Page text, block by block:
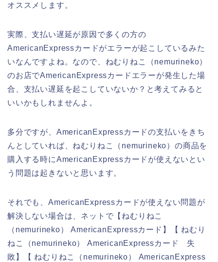
オススメします。
実際、支払い遅延が原因で多くの方の
AmericanExpressカードがエラーが起こしているみた
いなんですよね。なので、ねむりねこ（nemurineko）
のお店でAmericanExpressカードエラーが発生した場
合、支払い遅延を起こしていないか？と考えてみると
いいかもしれませんよ。
多分ですが、AmericanExpressカードの支払いをきち
んとしていれば、ねむりねこ（nemurineko）の商品を
購入する時にAmericanExpressカードが使えないとい
う問題は起きないと思います。
それでも、AmericanExpressカードが使えない問題が
解決しない場合は、ネットで【ねむりねこ
（nemurineko） AmericanExpressカード】【 ねむり
ねこ（nemurineko） AmericanExpressカード 失
敗】【 ねむりねこ（nemurineko） AmericanExpress